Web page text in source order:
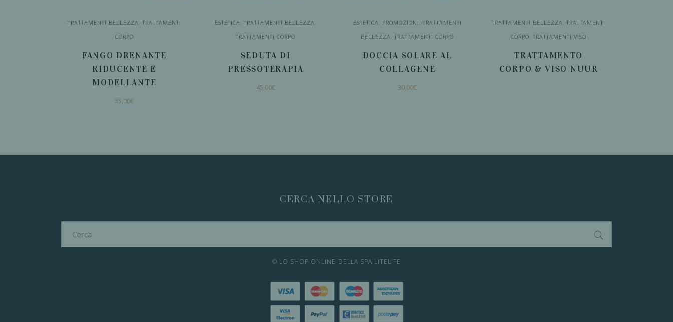
TRATTAMENTI BELLEZZA TRATTAMENTI
CORPO
FANGO DRENANTE
RIDUCENTE E
MODELLANTE
35,00€
ESTETICA ,TRATTAMENTI BELLEZZA
TRATTAMENTI CORPO
SEDUTA DI
PRESSOTERAPIA
45,00€
ESTETICA PROMOZIONI TRATTAMENTI
BELLEZZA ,TRATTAMENTI CORPO
DOCCIA SOLARE AL
COLLAGENE
30,00€
TRATTAMENTI BELLEZZA ,TRATTAMENTI
CORPO ,TRATTAMENTI VISO
TRATTAMENTO
CORPO & VISO NUUR
CERCA NELLO STORE
© LO SHOP ONLINE DELLA SPA LITELIFE